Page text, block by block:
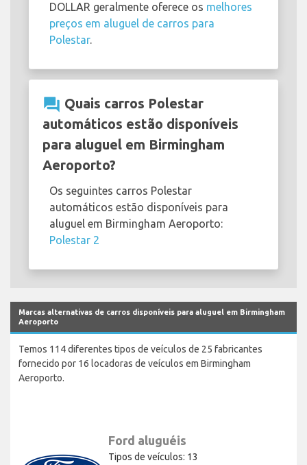
DOLLAR geralmente oferece os melhores
preços em aluguel de carros para
Polestar.
question_answer Quais carros Polestar
automáticos estão disponíveis
para aluguel em Birmingham
Aeroporto?
Os seguintes carros Polestar
automáticos estão disponíveis para
aluguel em Birmingham Aeroporto:
Polestar 2
Marcas alternativas de carros disponíveis para aluguel em Birmingham
Aeroporto
Temos 114 diferentes tipos de veículos de 25 fabricantes
fornecido por 16 locadoras de veículos em Birmingham
Aeroporto.
Ford aluguéis
Tipos de veículos: 13